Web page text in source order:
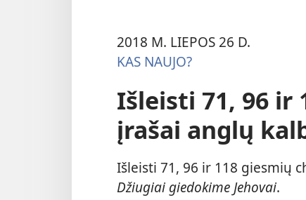
2018 M. LIEPOS 26 D.
KAS NAUJO?
Išleisti 71, 96 ir
įrašai anglų
Išleisti 71, 96 ir 118 giesmių
Džiugiai giedokime Jehovai.